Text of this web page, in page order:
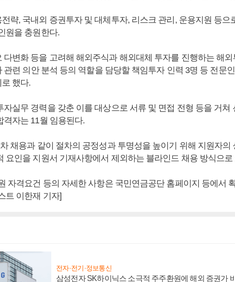
략, 국내외 증권투자 및 대체투자, 리스크 관리, 운용지원 등으
원을 충원한다.
다변화 등을 고려해 해외주식과 해외대체 투자를 진행하는 해외
관련 의안 분석 등의 역할을 담당할 책임투자 인력 3명 등 전문
했다.
자실무 경력을 갖춘 이를 대상으로 서류 및 면접 전형 등을 거쳐
격자는 11월 임용된다.
채용과 같이 절차의 공정성과 투명성을 높이기 위해 지원자의
요인을 지원서 기재사항에서 제외하는 블라인드 채용 방식으로
자격요건 등의 자세한 사항은 국민연금공단 홈페이지 등에서
트 이한재 기자]
전자·전기·정보통신
삼성전자 SK하이닉스 소극적 주주환원에 해외 증권가